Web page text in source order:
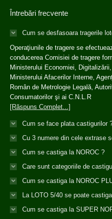
Întrebări frecvente
Cum se desfasoara tragerile
Operaţiunile de tragere se
conducerea Comisiei de tragere
Ministerului Economiei,
Ministerului Afacerilor Interne,
Român de Metrologie Legală,
Consumatorilor şi ai C.N.L.R
[Răspuns Complet...]
Cum se face plata castigurilor
Cu 3 numere din cele extrase
Cum se castiga la NOROC ?
Care sunt categoriile de
Cum se castiga la NOROC
La LOTO 5/40 se poate
Cum se castiga la SUPER